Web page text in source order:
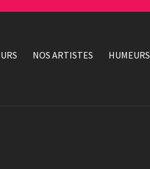
NOS ARTISTES HUMEURS